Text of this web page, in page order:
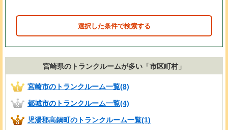
選択した条件で検索する
宮崎県のトランクルームが多い「市区町村」
宮崎市のトランクルーム一覧(8)
都城市のトランクルーム一覧(4)
児湯郡高鍋町のトランクルーム一覧(1)